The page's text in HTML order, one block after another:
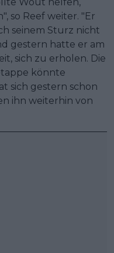
so Reef weiter. "Er
seinem Sturz nicht
gestern hatte er am
sich zu erholen. Die
könnte
sich gestern schon
ihn weiterhin von